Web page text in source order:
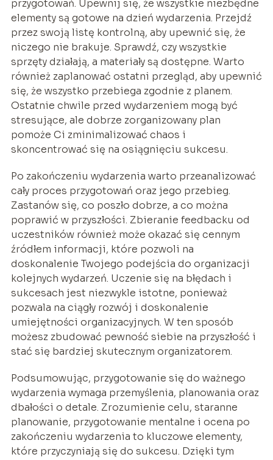
przygotowań. Upewnij się, że wszystkie niezbędne
elementy są gotowe na dzień wydarzenia. Przejdź
przez swoją listę kontrolną, aby upewnić się, że
niczego nie brakuje. Sprawdź, czy wszystkie
sprzęty działają, a materiały są dostępne. Warto
również zaplanować ostatni przegląd, aby upewnić
się, że wszystko przebiega zgodnie z planem.
Ostatnie chwile przed wydarzeniem mogą być
stresujące, ale dobrze zorganizowany plan
pomoże Ci zminimalizować chaos i
skoncentrować się na osiągnięciu sukcesu.
Po zakończeniu wydarzenia warto przeanalizować
cały proces przygotowań oraz jego przebieg.
Zastanów się, co poszło dobrze, a co można
poprawić w przyszłości. Zbieranie feedbacku od
uczestników również może okazać się cennym
źródłem informacji, które pozwoli na
doskonalenie Twojego podejścia do organizacji
kolejnych wydarzeń. Uczenie się na błędach i
sukcesach jest niezwykle istotne, ponieważ
pozwala na ciągły rozwój i doskonalenie
umiejętności organizacyjnych. W ten sposób
możesz zbudować pewność siebie na przyszłość i
stać się bardziej skutecznym organizatorem.
Podsumowując, przygotowanie się do ważnego
wydarzenia wymaga przemyślenia, planowania oraz
dbałości o detale. Zrozumienie celu, staranne
planowanie, przygotowanie mentalne i ocena po
zakończeniu wydarzenia to kluczowe elementy,
które przyczyniają się do sukcesu. Dzięki tym